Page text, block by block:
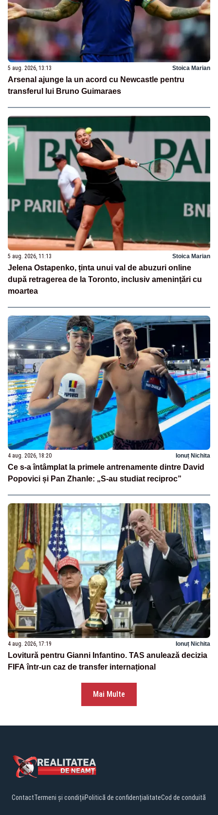
5 aug. 2026, 13:13 Stoica Marian
Arsenal ajunge la un acord cu Newcastle pentru
transferul lui Bruno Guimaraes
5 aug. 2026, 11:13 Stoica Marian
Jelena Ostapenko, ținta unui val de abuzuri online
după retragerea de la Toronto, inclusiv amenințări cu
moartea
4 aug. 2026, 18:20 Ionuț Nichita
Ce s-a întâmplat la primele antrenamente dintre David
Popovici și Pan Zhanle: „S-au studiat reciproc”
4 aug. 2026, 17:19 Ionuț Nichita
Lovitură pentru Gianni Infantino. TAS anulează decizia
FIFA într-un caz de transfer internațional
Mai Multe
ContactTermeni și condițiiPolitică de confidențialitateCod de conduită